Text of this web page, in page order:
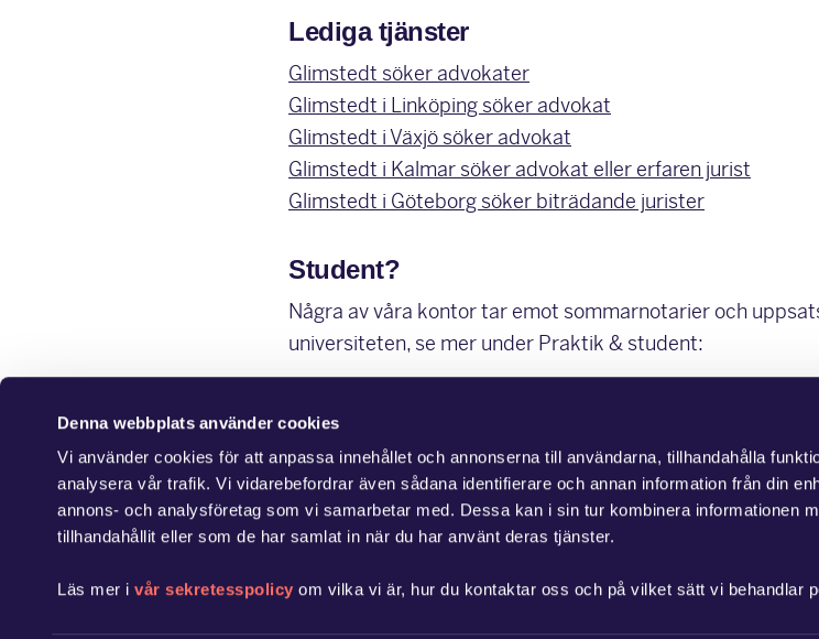
Denna webbplats använder cookies
Vi använder cookies för att anpassa innehållet och annonserna till användarna, tillhandahålla
analysera vår trafik. Vi vidarebefordrar även sådana identifierare och annan information från din
annons- och analysföretag som vi samarbetar med. Dessa kan i sin tur kombinera informationen
tillhandahållit eller som de har samlat in när du har använt deras tjänster.
Läs mer ivår sekretesspolicy om vilka vi är, hur du kontaktar oss och på vilket sätt vi behandlar
Lediga tjänster
Glimstedt söker advokater
Glimstedt i Linköping söker advokat
Glimstedt i Växjö söker advokat
Glimstedt i Kalmar söker advokat eller erfaren jurist
Glimstedt i Göteborg söker biträdande jurister
Student?
Några av våra kontor tar emot sommarnotarier och
universiteten, se mer under Praktik & student:
Läs mer